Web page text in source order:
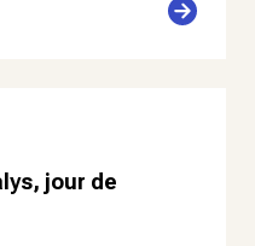
jour de